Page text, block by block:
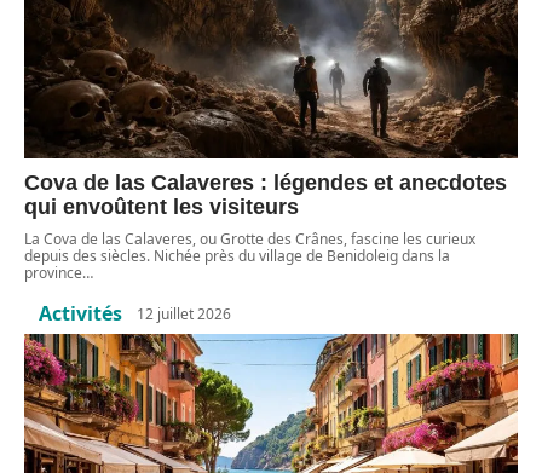
Cova de las Calaveres : légendes et anecdotes
qui envoûtent les visiteurs
La Cova de las Calaveres, ou Grotte des Crânes, fascine les curieux
depuis des siècles. Nichée près du village de Benidoleig dans la
province…
Activités 12 juillet 2026